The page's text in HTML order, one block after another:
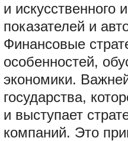
и искусственного
показателей и
Финансовые
особенностей,
экономики.
государства,
и выступает
компаний. Это